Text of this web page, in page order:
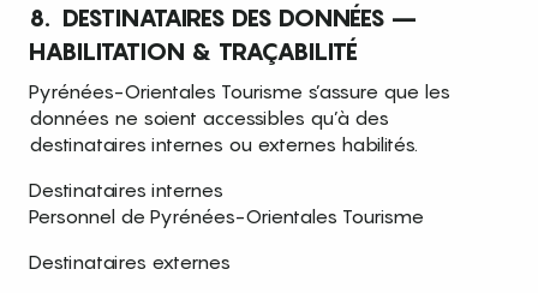
8. DESTINATAIRES DES DONNÉES –
HABILITATION & TRAÇABILITÉ
Pyrénées-Orientales Tourisme s’assure que les
données ne soient accessibles qu’à des
destinataires internes ou externes habilités.
Destinataires internes
Personnel de Pyrénées-Orientales Tourisme
Destinataires externes